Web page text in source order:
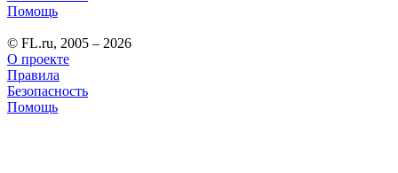
Помощь
© FL.ru, 2005 – 2026
О проекте
Правила
Безопасность
Помощь